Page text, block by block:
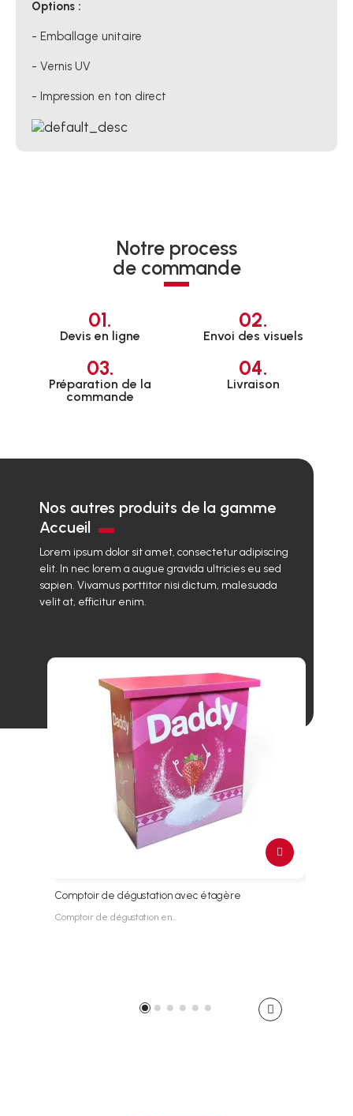
Options :
- Emballage unitaire
- Vernis UV
- Impression en ton direct
Notre process
de commande
01.
Devis en ligne
02.
Envoi des visuels
03.
Préparation de la
commande
04.
Livraison
Nos autres produits de la gamme
Accueil
Lorem ipsum dolor sit amet, consectetur adipiscing
elit. In nec lorem a augue gravida ultricies eu sed
sapien. Vivamus porttitor nisi dictum, malesuada
velit at, efficitur enim.
Comptoir de dégustation avec étagère
Comptoir de dégustation en…